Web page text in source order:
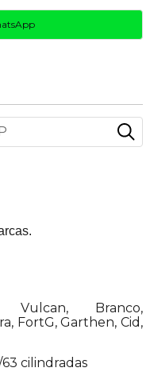
Vulcan, Branco,
FortG, Garthen, Cid,
cilindradas